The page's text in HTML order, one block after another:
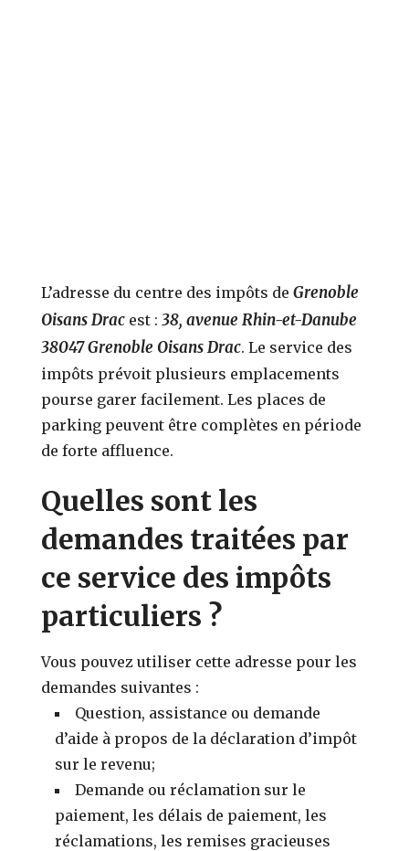
L’adresse du centre des impôts deGrenoble
Oisans Drac est : 38, avenue Rhin-et-Danube
38047 Grenoble Oisans Drac. Le service des
impôts prévoit plusieurs emplacements
pourse garer facilement. Les places de
parking peuvent être complètes en période
de forte affluence.
Quelles sont les
demandes traitées par
ce service des impôts
particuliers ?
Vous pouvez utiliser cette adresse pour les
demandes suivantes :
Question, assistance ou demande
d’aide à propos de la déclaration d’impôt
sur le revenu;
Demande ou réclamation sur le
paiement, les délais de paiement, les
réclamations, les remises gracieuses